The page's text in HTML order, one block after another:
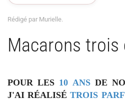
Rédigé par Murielle.
Macarons trois
POUR LES 10 ANSDE
J'AI RÉALISÉTROIS